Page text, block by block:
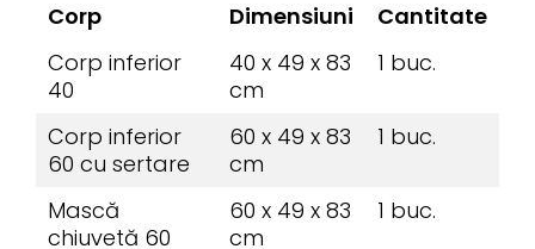
Corp
Dimensiuni
Cantitate
Corp inferior
40
40 x 49 x 83
cm
1 buc.
Corp inferior
60 cu sertare
60 x 49 x 83
cm
1 buc.
Mască
chiuvetă 60
60 x 49 x 83
cm
1 buc.